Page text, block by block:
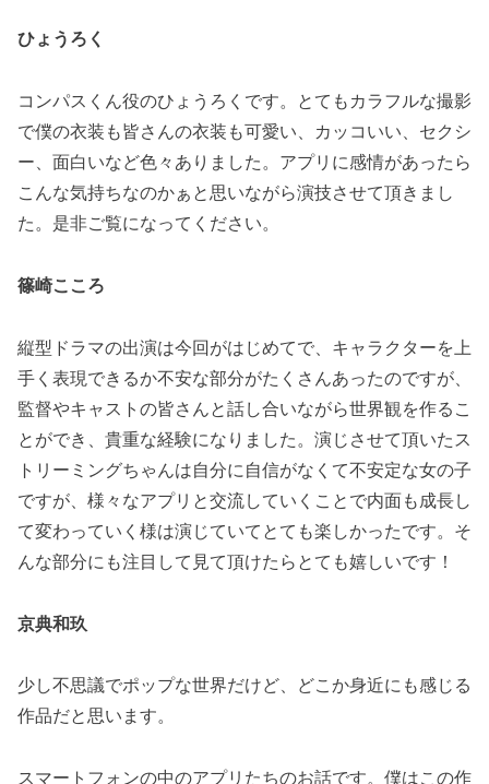
ひょうろく
コンパスくん役のひょうろくです。とてもカラフルな撮影
で僕の衣装も皆さんの衣装も可愛い、カッコいい、セクシ
ー、面白いなど色々ありました。アプリに感情があったら
こんな気持ちなのかぁと思いながら演技させて頂きまし
た。是非ご覧になってください。
篠崎こころ
縦型ドラマの出演は今回がはじめてで、キャラクターを上
手く表現できるか不安な部分がたくさんあったのですが、
監督やキャストの皆さんと話し合いながら世界観を作るこ
とができ、貴重な経験になりました。演じさせて頂いたス
トリーミングちゃんは自分に自信がなくて不安定な女の子
ですが、様々なアプリと交流していくことで内面も成長し
て変わっていく様は演じていてとても楽しかったです。そ
んな部分にも注目して見て頂けたらとても嬉しいです！
京典和玖
少し不思議でポップな世界だけど、どこか身近にも感じる
作品だと思います。
スマートフォンの中のアプリたちのお話です。僕はこの作